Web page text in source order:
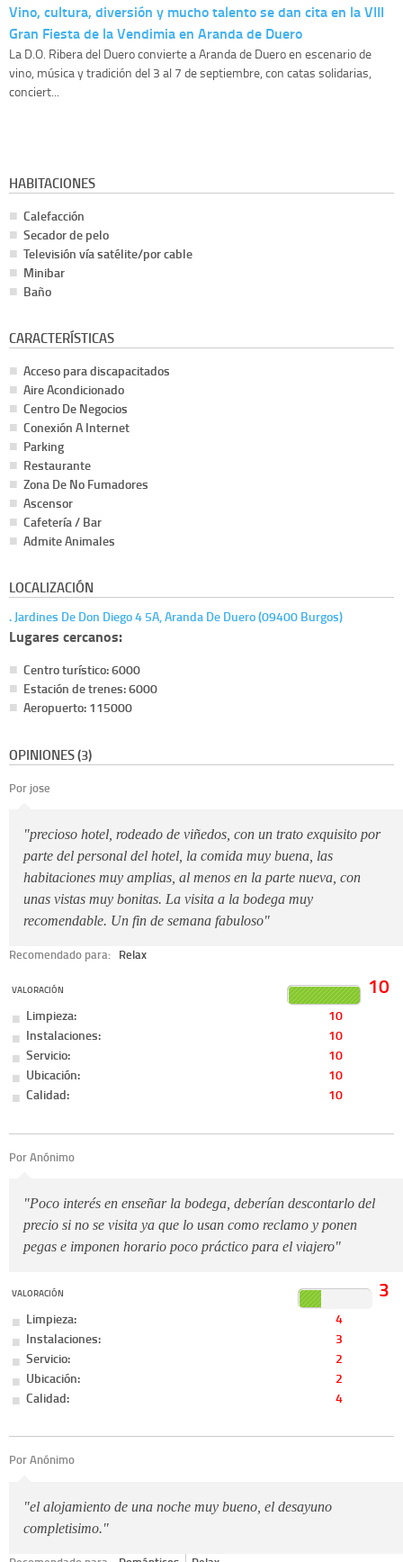
Vino, cultura, diversión y mucho talento se dan cita en la VIII
Gran Fiesta de la Vendimia en Aranda de Duero
La D.O. Ribera del Duero convierte a Aranda de Duero en escenario de
vino, música y tradición del 3 al 7 de septiembre, con catas solidarias,
conciert...
HABITACIONES
Calefacción
Secador de pelo
Televisión vía satélite/por cable
Minibar
Baño
CARACTERÍSTICAS
Acceso para discapacitados
Aire Acondicionado
Centro De Negocios
Conexión A Internet
Parking
Restaurante
Zona De No Fumadores
Ascensor
Cafetería / Bar
Admite Animales
LOCALIZACIÓN
. Jardines De Don Diego 4 5A, Aranda De Duero (09400 Burgos)
Lugares cercanos:
Centro turístico: 6000
Estación de trenes: 6000
Aeropuerto: 115000
OPINIONES (3)
Por jose
"precioso hotel, rodeado de viñedos, con un trato exquisito por
parte del personal del hotel, la comida muy buena, las
habitaciones muy amplias, al menos en la parte nueva, con
unas vistas muy bonitas. La visita a la bodega muy
recomendable. Un fin de semana fabuloso"
Recomendado para: Relax
VALORACIÓN 10
Limpieza:
10
Instalaciones:
10
Servicio:
10
Ubicación:
10
Calidad:
10
Por Anónimo
"Poco interés en enseñar la bodega, deberían descontarlo del
precio si no se visita ya que lo usan como reclamo y ponen
pegas e imponen horario poco práctico para el viajero"
VALORACIÓN 3
Limpieza:
4
Instalaciones:
3
Servicio:
2
Ubicación:
2
Calidad:
4
Por Anónimo
"el alojamiento de una noche muy bueno, el desayuno
completisimo."